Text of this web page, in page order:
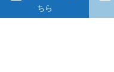
ちら